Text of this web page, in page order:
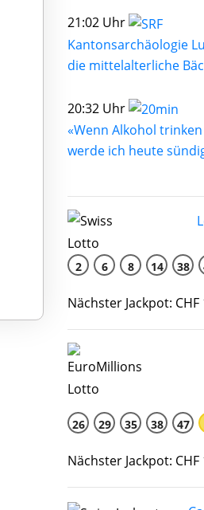
21:02 Uhr
Kantonsarchäologie
die mittelalterliche
20:32 Uhr
«Wenn Alkohol
werde ich heute
2 6 8 14 38
Nächster Jackpot:
26 29 35 38 47
Nächster Jackpot: